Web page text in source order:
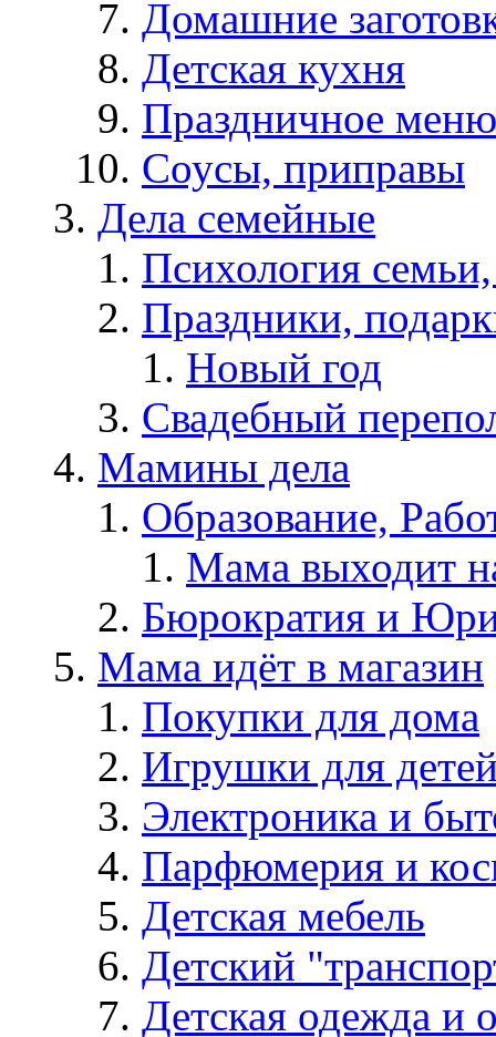
Домашние
Детская кухня
Праздничное меню
Соусы, приправы
Дела семейные
Психология
Праздники,
Новый год
Свадебный
Мамины дела
Образование,
Мама выходит
Бюрократия и
Мама идёт в магазин
Покупки для дома
Игрушки для
Электроника и
Парфюмерия и
Детская мебель
Детский
Детская одежда и